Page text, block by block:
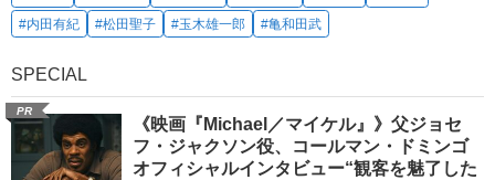
#内田有紀
#松田聖子 #玉木雄一郎 #亀和田武
SPECIAL
PR
《映画『Michael／マイケル』》父ジョセ
フ・ジャクソン役、コールマン・ドミンゴ
オフィシャルインタビュー“観客を魅了した